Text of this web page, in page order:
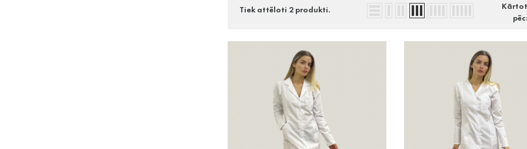
Tiek attēloti 2 produkti.